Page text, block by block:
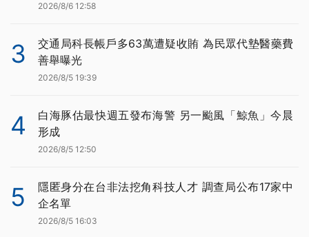
2026/8/6 12:58
3
交通局科長帳戶多63萬遭疑收賄 為民眾代墊醫藥費
善舉曝光
2026/8/5 19:39
4
白海豚估最快週五發布海警 另一颱風「鯨魚」今晨
形成
2026/8/5 12:50
5
隱匿身分在台非法挖角科技人才 調查局公布17家中
企名單
2026/8/5 16:03